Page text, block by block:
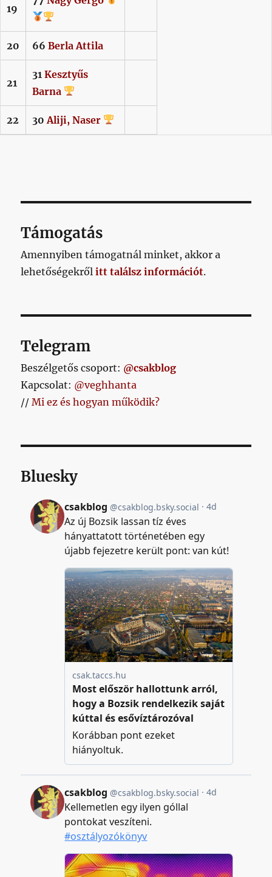
19
20 66 Berla Attila
21
31 Kesztyűs
Barna
22 30 Aliji, Naser
Támogatás
Amennyiben támogatnál minket, akkor a
lehetőségekrőlitt találsz információt.
Telegram
Beszélgetős csoport: @csakblog
Kapcsolat: @veghhanta
//Mi ez és hogyan működik?
Bluesky